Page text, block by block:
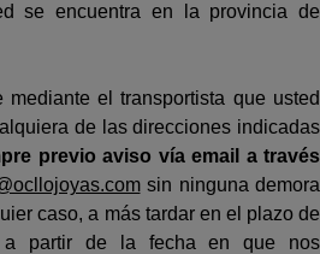
se encuentra en la provincia de
mediante el transportista que usted
de las direcciones indicadas
previo aviso vía email a través
sin ninguna demora
caso, a más tardar en el plazo de
a partir de la fecha en que nos